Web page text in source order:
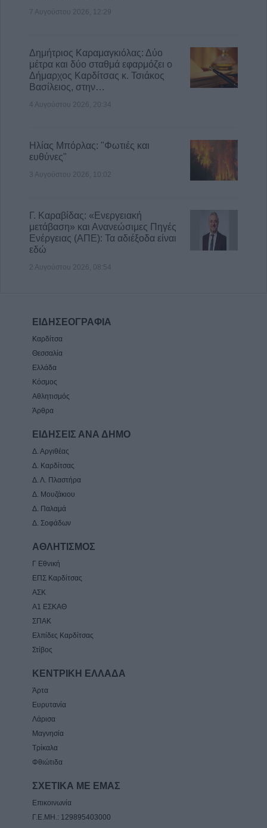
7 Αυγούστου 2026, 12:29
Δημήτριος Καραμαγκιόλας: Δύο
μέτρα και δύο σταθμά εφαρμόζει ο
Δήμαρχος Καρδίτσας κ. Τσιάκος
Βασίλειος, στην…
4 Αυγούστου 2026, 20:34
Ηλίας Μπόρλας: "Φωτιές και
ευθύνες"
3 Αυγούστου 2026, 10:02
Γ. Καραβίδας: «Ενεργειακή
μετάβαση» και Ανανεώσιμες Πηγές
Ενέργειας (ΑΠΕ): Τα αδιέξοδα είναι
εδώ
2 Αυγούστου 2026, 08:54
ΕΙΔΗΣΕΟΓΡΑΦΙΑ
Καρδίτσα
Θεσσαλία
Ελλάδα
Κόσμος
Αθλητισμός
Άρθρα
ΕΙΔΗΣΕΙΣ ΑΝΑ ΔΗΜΟ
Δ. Αργιθέας
Δ. Καρδίτσας
Δ. Λ. Πλαστήρα
Δ. Μουζάκιου
Δ. Παλαμά
Δ. Σοφάδων
ΑΘΛΗΤΙΣΜΟΣ
Γ Εθνική
ΕΠΣ Καρδίτσας
ΑΣΚ
Α1 ΕΣΚΑΘ
ΣΠΑΚ
Ελπίδες Καρδίτσας
Στίβος
ΚΕΝΤΡΙΚΗ ΕΛΛΑΔΑ
Άρτα
Ευρυτανία
Λάρισα
Μαγνησία
Τρίκαλα
Φθιώτιδα
ΣΧΕΤΙΚΑ ΜΕ ΕΜΑΣ
Επικοινωνία
Γ.Ε.ΜΗ.: 129895403000